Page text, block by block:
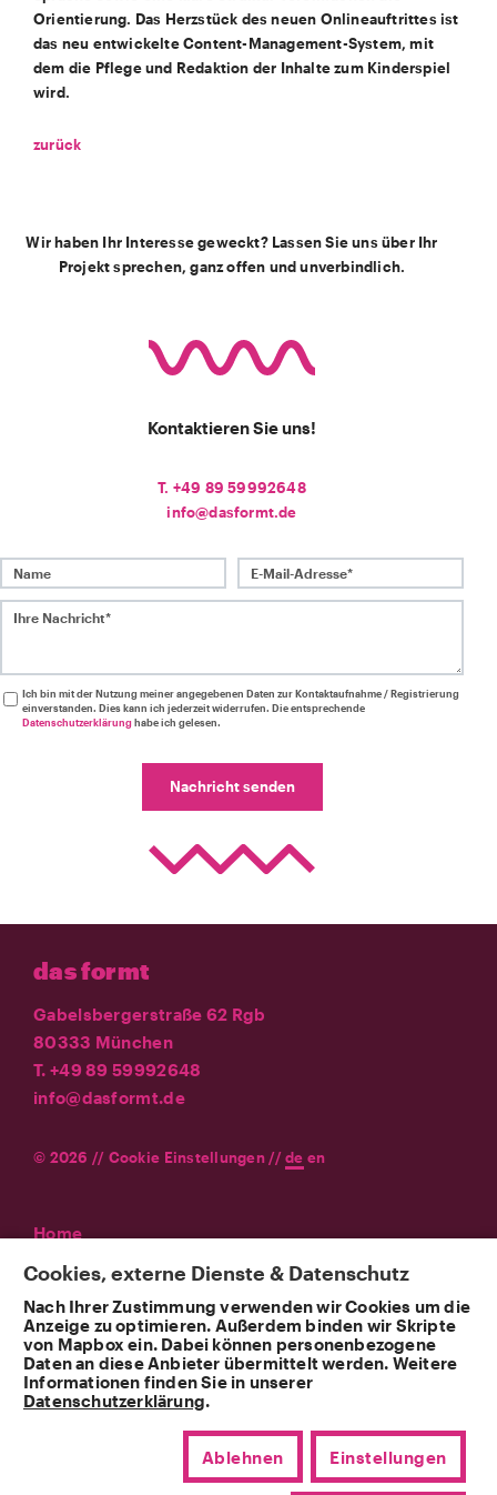
Orientierung. Das Herzstück des neuen Onlineauftrittes ist
das neu entwickelte Content-Management-System, mit
dem die Pflege und Redaktion der Inhalte zum Kinderspiel
wird.
zurück
Wir haben Ihr Interesse geweckt? Lassen Sie uns über Ihr
Projekt sprechen, ganz offen und unverbindlich.
Kontaktieren Sie uns!
T. +49 89 59992648
info@dasformt.de
Name E-Mail-Adresse*
Ihre Nachricht*
Ich bin mit der Nutzung meiner angegebenen Daten zur Kontaktaufnahme / Registrierung
einverstanden. Dies kann ich jederzeit widerrufen. Die entsprechende
Datenschutzerklärunghabe ich gelesen.
Nachricht senden
das formt
Gabelsbergerstraße 62 Rgb
80333 München
T. +49 89 59992648
info@dasformt.de
© 2026 // Cookie Einstellungen //de en
Home
Agentur
Leistungen
Referenzen
News
Kontakt
Impressum
Cookies, externe Dienste & Datenschutz
Nach Ihrer Zustimmung verwenden wir Cookies um die
Anzeige zu optimieren. Außerdem binden wir Skripte
von Mapbox ein. Dabei können personenbezogene
Daten an diese Anbieter übermittelt werden. Weitere
Informationen finden Sie in unserer
Datenschutzerklärung.
Ablehnen Einstellungen